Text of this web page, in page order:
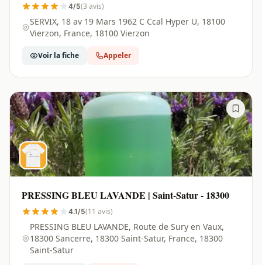
4/5(3 avis)
SERVIX, 18 av 19 Mars 1962 C Ccal Hyper U, 18100
Vierzon, France, 18100 Vierzon
Voir la fiche Appeler
PRESSING BLEU LAVANDE | Saint-Satur - 18300
4.1/5(11 avis)
PRESSING BLEU LAVANDE, Route de Sury en Vaux,
18300 Sancerre, 18300 Saint-Satur, France, 18300
Saint-Satur